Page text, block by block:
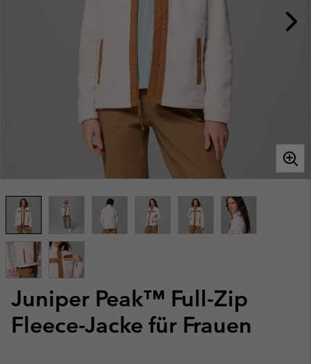
Juniper Peak™ Full-Zip
Fleece-Jacke für Frauen